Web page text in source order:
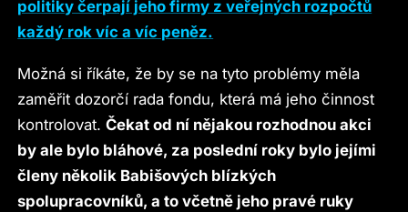
politiky čerpají jeho firmy z veřejných rozpočtů
každý rok víc a víc peněz.
Možná si říkáte, že by se na tyto problémy měla
zaměřit dozorčí rada fondu, která má jeho činnost
kontrolovat.Čekat od ní nějakou rozhodnou akci
by ale bylo bláhové, za poslední roky bylo jejími
členy několik Babišových blízkých
spolupracovníků, a to včetně jeho pravé ruky